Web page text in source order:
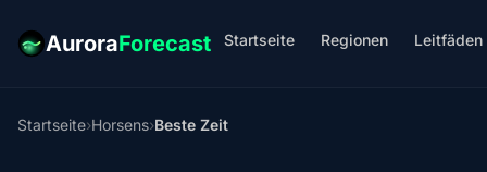
AuroraForecast Startseite Regionen Leitfäden
Startseite›Horsens›Beste Zeit